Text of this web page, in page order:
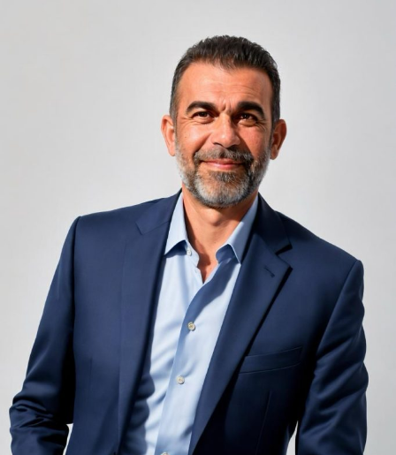
Camerele de hotel sunt, prin natura lor, spații apropiate
unele de altele, separate de pereți care nu pot fi făcuți
infinit de groși din motive practice și economice.
Zgomotul pașilor din camera de sus sau din coridorul
adiacent rămâne una dintre cele mai frecvente
nemulțumiri semnalate de oaspeți în recenziile online,
chiar și la unități altfel apreciate pentru servicii și
locație. De multe ori, oaspeții nu identifică pardoseala
drept sursa reală a problemei, ci descriu simplu senzația
de spațiu zgomotos sau agitat.
Pardoseala joacă un rol important în absorbția acestor
sunete, mai ales în zonele de trecere frecventă dintre
cameră și baie sau dintre pat și fereastră. Un material cu
proprietăți fonoabsorbante bune reduce transmiterea
zgomotului către camerele vecine și către etajele
inferioare, un aspect esențial mai ales în clădirile mai
vechi, cu structuri care nu au fost proiectate inițial
pentru izolare fonică performantă.